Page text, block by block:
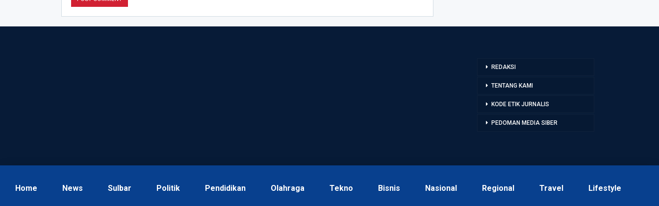
REDAKSI
TENTANG KAMI
KODE ETIK JURNALIS
PEDOMAN MEDIA SIBER
Home News Sulbar Politik Pendidikan Olahraga Tekno Bisnis Nasional Regional Travel Lifestyle